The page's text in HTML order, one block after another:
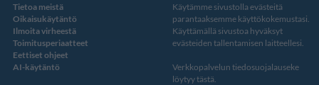
Tietoa meistä
Oikaisukäytäntö
Ilmoita virheestä
Toimitusperiaatteet
Eettiset ohjeet
AI-käytäntö
Käytämme sivustolla evästeitä
parantaaksemme käyttökokemustasi.
Käyttämällä sivustoa hyväksyt
evästeiden tallentamisen laitteellesi.
Verkkopalvelun tiedosuojalauseke
löytyy tästä